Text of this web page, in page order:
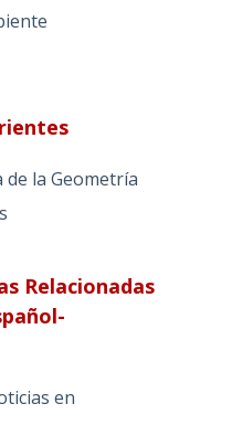
de la Geometría
Relacionadas
en